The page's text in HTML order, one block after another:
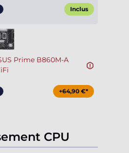
Inclus
Prime B860M-A
+64,90 €*
CPU